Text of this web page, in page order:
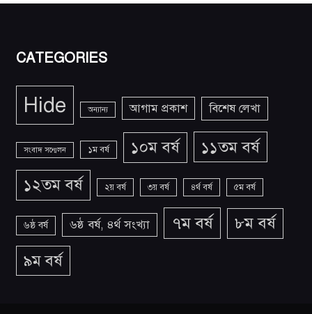
CATEGORIES
Hide অন্যান্য আগাম প্রকাশ বিশেষ লেখা
সংবাদ সন্মেলন ১ম বর্ষ ১০ম বর্ষ ১১তম বর্ষ
১২তম বর্ষ ২য় বর্ষ ৩য় বর্ষ ৪র্থ বর্ষ ৫ম বর্ষ
৬ষ্ঠ বর্ষ ৬ষ্ঠ বর্ষ, ৪র্থ সংখ্যা ৭ম বর্ষ
৮ম বর্ষ
৯ম বর্ষ